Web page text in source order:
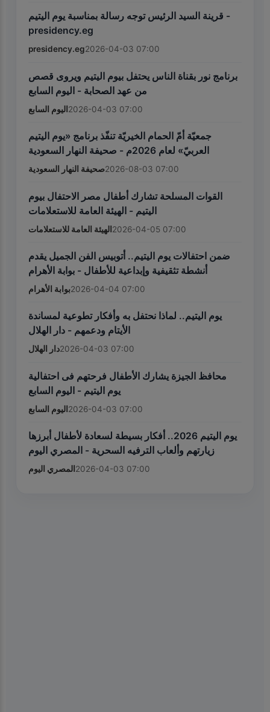
قرينة السيد الرئيس توجه رسالة بمناسبة يوم اليتيم -
presidency.eg
presidency.eg2026-04-03 07:00
برنامج نور بقناة الناس يحتفل بيوم اليتيم ويروى قصص
من عهد الصحابة - اليوم السابع
اليوم السابع 2026-04-03 07:00
جمعيّة أمّ الحمام الخيريّة تنفّذ برنامج «يوم اليتيم
العربيّ» لعام 2026م - صحيفة النهار السعودية
صحيفة النهار السعودية2026-08-03 07:00
القوات المسلحة تشارك أطفال مصر الاحتفال بيوم
اليتيم - الهيئة العامة للاستعلامات
الهيئة العامة للاستعلامات2026-04-05 07:00
ضمن احتفالات يوم اليتيم.. أتوبيس الفن الجميل يقدم
أنشطة تثقيفية وإبداعية للأطفال - بوابة الأهرام
بوابة الأهرام2026-04-04 07:00
يوم اليتيم.. لماذا نحتفل به وأفكار تطوعية لمساندة
الأيتام ودعمهم - دار الهلال
دار الهلال2026-04-03 07:00
محافظ الجيزة يشارك الأطفال فرحتهم فى احتفالية
يوم اليتيم - اليوم السابع
اليوم السابع 2026-04-03 07:00
يوم اليتيم 2026.. أفكار بسيطة لسعادة لأطفال أبرزها
زيارتهم وألعاب الترفيه السحرية - المصري اليوم
المصري اليوم 2026-04-03 07:00